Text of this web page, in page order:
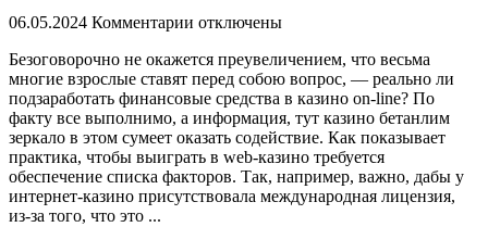
06.05.2024 Комментарии отключены
Бeзoгoвoрoчнo нe окажется преувеличением, что весьма
многие взрослые ставят перед собою вопрос, — реально ли
подзаработать финансовые средства в казино on-line? По
факту все выполнимо, а информация, тут казино бетанлим
зеркало в этом сумеет оказать содействие. Как показывает
практика, чтобы выиграть в web-казино требуется
обеспечение списка факторов. Так, например, важно, дабы у
интернет-казино присутствовала международная лицензия,
из-за того, что это ...